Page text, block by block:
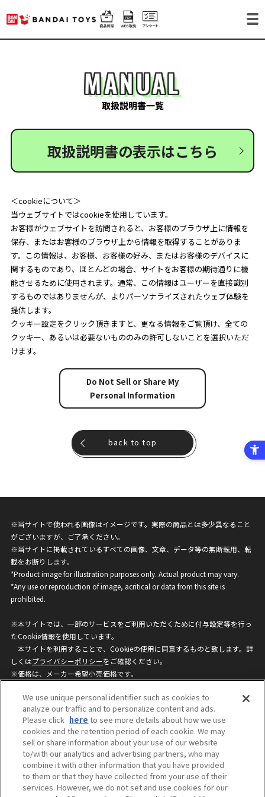
MANUAL
取扱説明書一覧
取扱説明書の表示はこちら
＜cookieについて＞
当ウェブサイトではcookieを使用しています。
お客様がウェブサイトを訪問されると、お客様のブラウザ上に情報を
保存、またはお客様のブラウザ上から情報を取得することがありま
す。この情報は、お客様、お客様の好み、またはお客様のデバイスに
関するものであり、ほとんどの場合、サイトをお客様の期待通りに機
能させるために使用されます。通常、この情報はユーザーを直接識別
するものではありませんが、よりパーソナライズされたウェブ体験を
提供します。
クッキー設定をクリック頂きますと、更なる情報をご覧頂け、全ての
クッキー、あるいは必要ないもののみの許可しないことを選択いただ
けます。
Do Not Sell or Share My
Personal Information
back to top
※当サイトで使われる画像はイメージです。実際の商品とは多少異なること
がございますが、ご了承ください。
※当サイトに掲載されているすべての画像、文章、データ等の無断転用、転
載をお断りします。
*Product image for illustration purposes only. Actual product may vary.
*Any use or reproduction of image, acritical or data from this site is
prohibited.
※本サイトでは、一部のサービスをご利用いただくために付与設定等を行っ
たCookie情報を使用しています。
本サイトを利用することで、Cookieの使用に同意するものと致します。詳
しくはプライバシーポリシーをご確認ください。
※価格は、メーカー希望小売価格です。
ざいますのでご了承ください。
privacypolicy
Do Not Sell or Share My
Personal Information
ウェブサイトご利用条件
ソーシャルメディアポリシー
個人情報保護方針
お問い合わせ
We use unique personal identifier such as cookies to
analyze our traffic and to personalize content and ads.
Please click here to see more details about how we use
cookies and the retention period of each cookie. We may
sell or share information about your use of our website
to/with our analytics and advertising partners, who may
combine it with other information that you have provided
to them or that they have collected from your use of their
services. However, we do not set and use cookies for our